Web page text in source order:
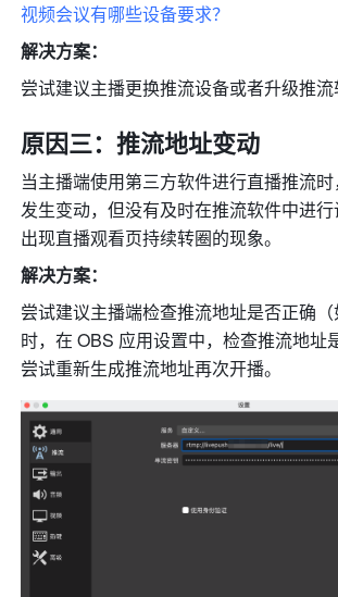
视频会议有哪些设备要求？
解决方案：
尝试建议主播更换推流设备或者升级推流
原因三：推流地址变动
当主播端使用第三方软件进行直播推流
发生变动，但没有及时在推流软件中进
出现直播观看页持续转圈的现象。
解决方案：
尝试建议主播端检查推流地址是否正确
时，在 OBS 应用设置中，检查推流地址
尝试重新生成推流地址再次开播。